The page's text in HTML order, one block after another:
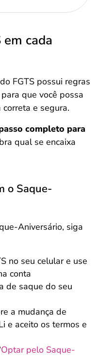
em cada
FGTS possui regras
que você possa
e segura.
completo para
qual se encaixa
o Saque-
Aniversário, siga
no seu celular e use
conta
de saque do seu
a mudança de
e aceito os termos e
Optar pelo Saque-